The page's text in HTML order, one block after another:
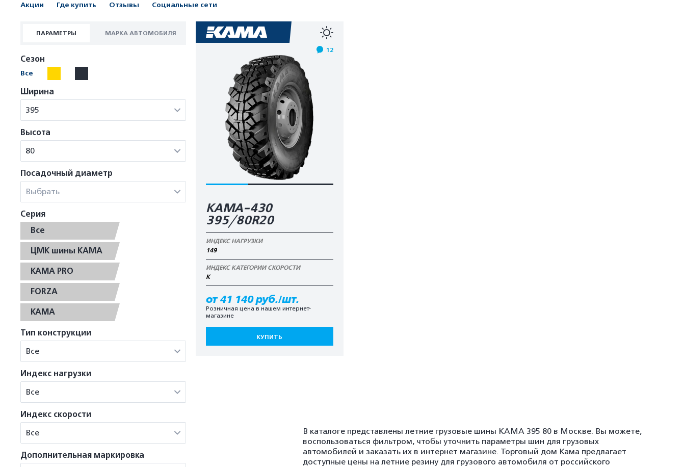
Акции Где купить Отзывы Социальные сети
ПАРАМЕТРЫ МАРКА АВТОМОБИЛЯ
Сезон
Все
Ширина
395
Высота
80
Посадочный диаметр
Выбрать
Серия
Все
ЦМК шины КАМА
KAMA PRO
FORZA
KAMA
Тип конструкции
Все
Индекс нагрузки
Все
Индекс скорости
Все
Дополнительная маркировка
12
КАМА-430
395/80R20
ИНДЕКС НАГРУЗКИ
149
ИНДЕКС КАТЕГОРИИ СКОРОСТИ
K
от 41 140 руб./шт.
Розничная цена в нашем интернет-
магазине
КУПИТЬ
В каталоге представлены летние грузовые шины KAMA 395 80 в Москве. Вы можете,
воспользоваться фильтром, чтобы уточнить параметры шин для грузовых
автомобилей и заказать их в интернет магазине. Торговый дом Кама предлагает
доступные цены на летние резину для грузового автомобиля от российского